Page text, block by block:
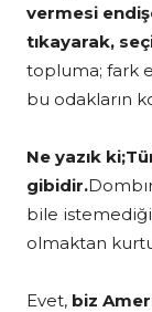
vermesi
tıkayarak,
topluma; fark
bu odakların
Ne yazık
gibidir.
bile istemediği
olmaktan
Evet, biz